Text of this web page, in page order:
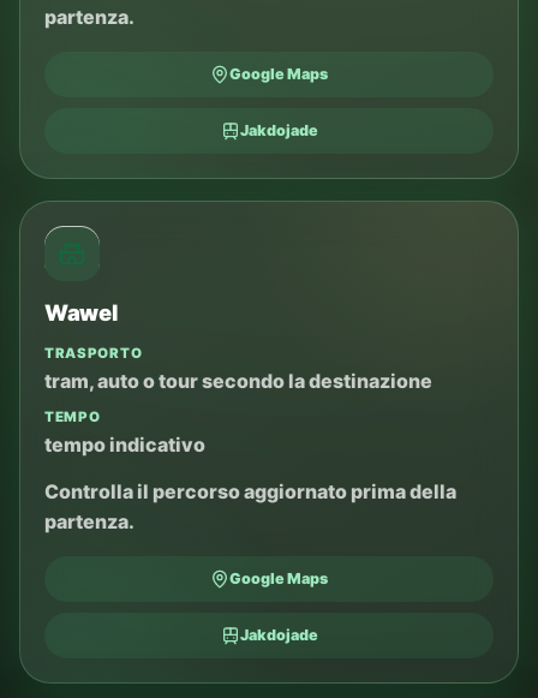
partenza.
Google Maps
Jakdojade
Wawel
TRASPORTO
tram, auto o tour secondo la destinazione
TEMPO
tempo indicativo
Controlla il percorso aggiornato prima della
partenza.
Google Maps
Jakdojade